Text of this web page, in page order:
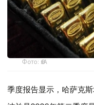
Фото: ӨзА
季度报告显示，哈萨克